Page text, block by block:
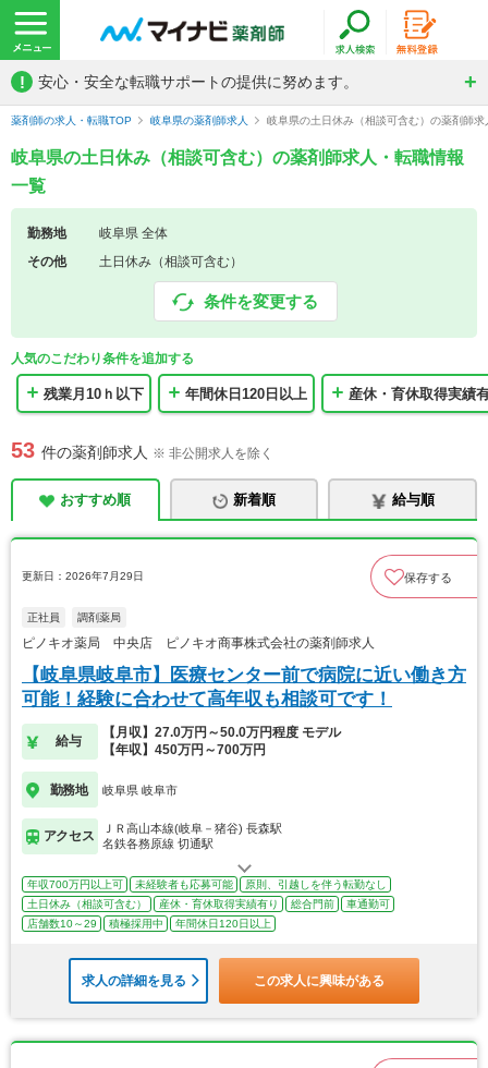
! 安心・安全な転職サポートの提供に努めます。
薬剤師の求人・転職TOP 岐阜県の薬剤師求人 岐阜県の土日休み（相談可含む）の薬剤師
岐阜県の土日休み（相談可含む）の薬剤師求人・転職情報
一覧
勤務地
岐阜県 全体
その他
土日休み（相談可含む）
条件を変更する
人気のこだわり条件を追加する
残業月10ｈ以下 年間休日120日以上 産休・育休取得実績
53 件の薬剤師求人 ※ 非公開求人を除く
おすすめ順 新着順 給与順
更新日：2026年7月29日 保存する
正社員 調剤薬局
ピノキオ薬局 中央店 ピノキオ商事株式会社の薬剤師求人
【岐阜県岐阜市】医療センター前で病院に近い働き方
可能！経験に合わせて高年収も相談可です！
給与
【月収】27.0万円～50.0万円程度 モデル
【年収】450万円～700万円
勤務地 岐阜県 岐阜市
アクセス
ＪＲ高山本線(岐阜－猪谷) 長森駅
名鉄各務原線 切通駅
年収700万円以上可 未経験者も応募可能
原則、引越しを伴う転勤なし
土日休み（相談可含む）
産休・育休取得実績有り 総合門前
車通勤可
店舗数10～29
積極採用中 年間休日120日以上
求人の詳細を見る この求人に興味がある